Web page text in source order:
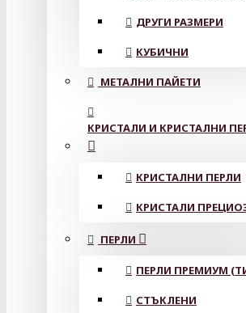
ДРУГИ РАЗМЕРИ
КУБИЧНИ
МЕТАЛНИ ПАЙЕТИ
КРИСТАЛИ И КРИСТАЛНИ
КРИСТАЛНИ ПЕРЛИ
КРИСТАЛИ
ПЕРЛИ
ПЕРЛИ ПРЕМИУМ
СТЪКЛЕНИ